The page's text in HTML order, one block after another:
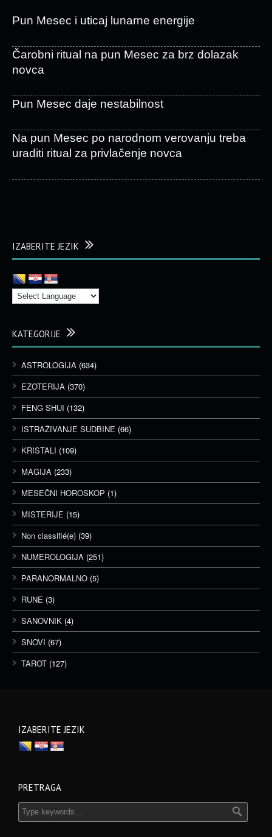
Pun Mesec i uticaj lunarne energije
Čarobni ritual na pun Mesec za brz dolazak
novca
Pun Mesec daje nestabilnost
Na pun Mesec po narodnom verovanju treba
uraditi ritual za privlačenje novca
IZABERITE JEZIK
KATEGORIJE
ASTROLOGIJA (634)
EZOTERIJA (370)
FENG SHUI (132)
ISTRAŽIVANJE SUDBINE (66)
KRISTALI (109)
MAGIJA (233)
MESEČNI HOROSKOP (1)
MISTERIJE (15)
Non classifié(e) (39)
NUMEROLOGIJA (251)
PARANORMALNO (5)
RUNE (3)
SANOVNIK (4)
SNOVI (67)
TAROT (127)
IZABERITE JEZIK
PRETRAGA